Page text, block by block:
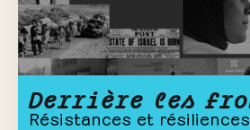
Derrière les
Résistances et